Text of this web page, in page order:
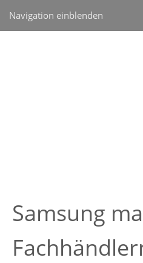
Navigation einblenden
Samsung